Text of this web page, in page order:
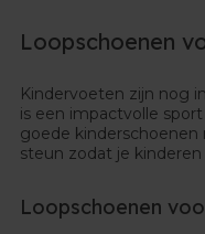
Loopschoenen
Kindervoeten zijn nog
is een impactvolle
goede kinderschoenen
steun zodat je
Loopschoenen